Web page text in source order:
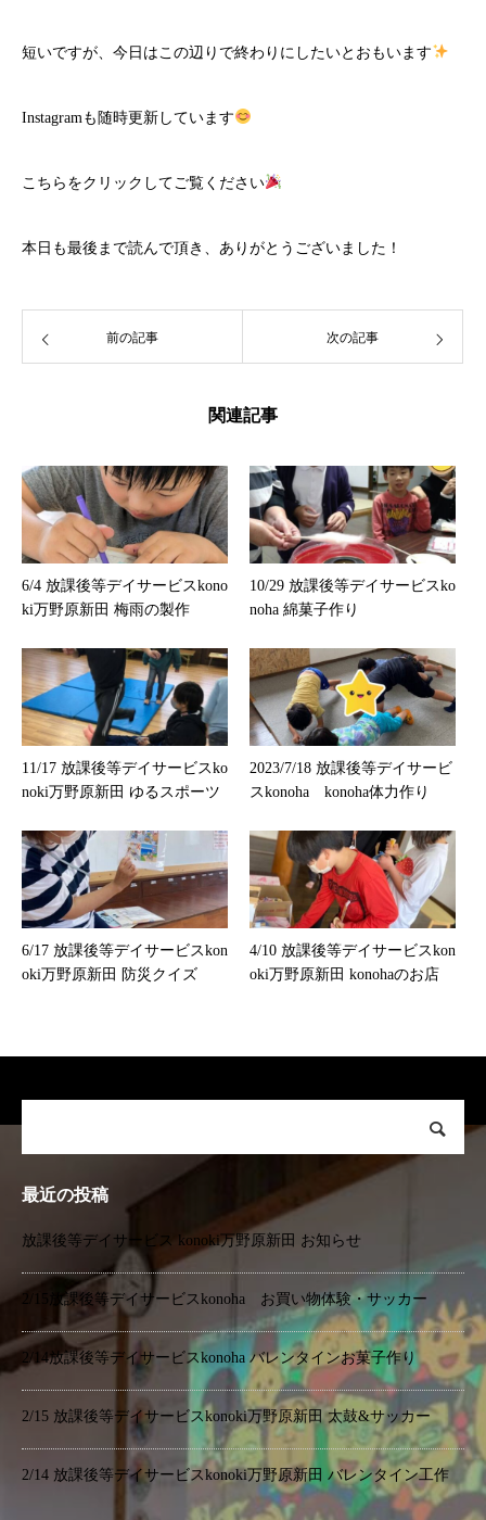
短いですが、今日はこの辺りで終わりにしたいとおもいます
Instagramも随時更新しています
こちら をクリックしてご覧ください
本日も最後まで読んで頂き、ありがとうございました！
前の記事 次の記事
関連記事
6/4 放課後等デイサービスkono
ki万野原新田 梅雨の製作
10/29 放課後等デイサービスko
noha 綿菓子作り
11/17 放課後等デイサービスko
noki万野原新田 ゆるスポーツ
2023/7/18 放課後等デイサービ
スkonoha konoha体力作り
6/17 放課後等デイサービスkon
oki万野原新田 防災クイズ
4/10 放課後等デイサービスkon
oki万野原新田 konohaのお店
最近の投稿
放課後等デイサービス konoki万野原新田 お知らせ
2/15放課後等デイサービスkonoha お買い物体験・サッカー
2/14放課後等デイサービスkonoha バレンタインお菓子作り
2/15 放課後等デイサービスkonoki万野原新田 太鼓&サッカー
2/14 放課後等デイサービスkonoki万野原新田 バレンタイン工作